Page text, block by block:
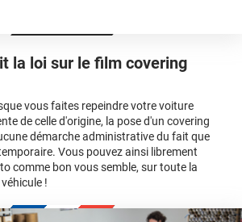
la loi sur le film covering
vous faites repeindre votre voiture
de celle d'origine, la pose d'un covering
démarche administrative du fait que
Vous pouvez ainsi librement
comme bon vous semble, sur toute la
!
bas du parechoc arrière, en passant par le
par 3.
conseillers
la peinture d'origine, pour la garder en
s'enlever à tout moment
moins cher
calculateur